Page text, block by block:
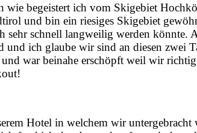
wie begeistert ich vom Skigebiet
und bin ein riesiges Skigebiet
sehr schnell langweilig werden könnte.
ich glaube wir sind an diesen zwei
war beinahe erschöpft weil wir
Hotel in welchem wir